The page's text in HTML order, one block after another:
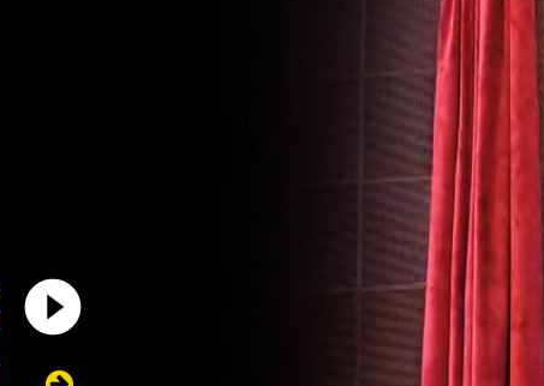
play_circle_filled